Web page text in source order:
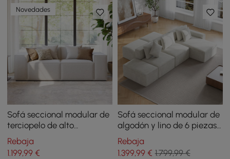
Novedades
Sofá seccional modular de
terciopelo de alto
rendimiento antiarañazos
de 2 piezas de 2200 mm
Rebaja
1.199,99 €
Sofá seccional modular de
algodón y lino de 6 piezas
de 3500 mm con otomanas
Rebaja
1.399,99€ 1.799,99 €